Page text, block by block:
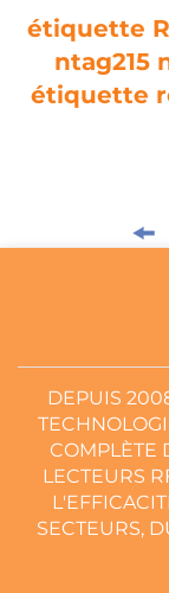
étiquette
ntag215
étiquette
DEPUIS
COMPLÈTE
LECTEURS
SECTEURS,